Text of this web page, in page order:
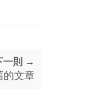
一則 →
的文章